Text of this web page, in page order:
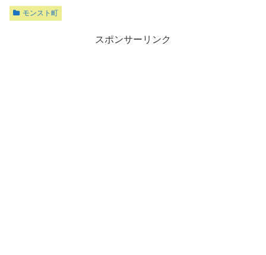
モンスト町
スポンサーリンク